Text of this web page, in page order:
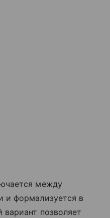
между
и формализуется в
позволяет